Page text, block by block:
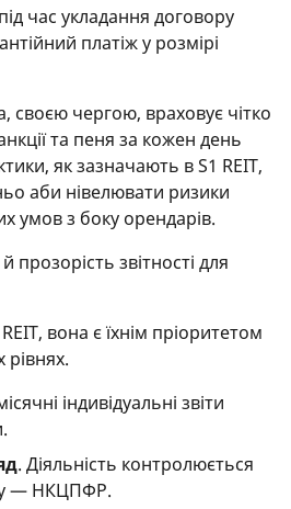
час укладання договору
платіж у розмірі
своєю чергою, враховує чітко
та пеня за кожен день
як зазначають в S1 REIT,
аби нівелювати ризики
умов з боку орендарів.
прозорість звітності для
вона є їхнім пріоритетом
рівнях.
індивідуальні звіти
. Діяльність контролюється
— НКЦПФР.